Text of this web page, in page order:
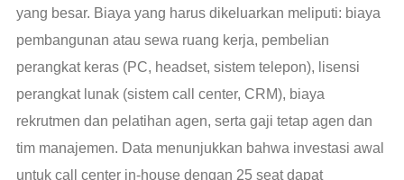
yang besar. Biaya yang harus dikeluarkan meliputi: biaya
pembangunan atau sewa ruang kerja, pembelian
perangkat keras (PC, headset, sistem telepon), lisensi
perangkat lunak (sistem call center, CRM), biaya
rekrutmen dan pelatihan agen, serta gaji tetap agen dan
tim manajemen. Data menunjukkan bahwa investasi awal
untuk call center in-house dengan 25 seat dapat